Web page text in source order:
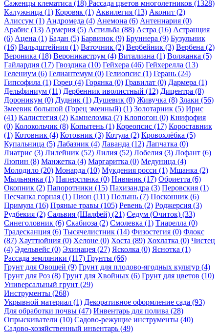
Саженцы клематиса (18) Рассада цветов многолетников (1328)
Калужница (1) Коровяк (1) Аквилегия (13) Аконит (2)
Алиссум (1) Андромеда (4) Анемона (6) Антеннария (0)
Арабис (13) Армерия (5) Астильба (88) Астра (16) Астранция
(6) Ацена (1) Бадан (5) Барвинок (9) Бруннера (9) Бузульник
(16) Вальдштейния (1) Ваточник (2) Вербейник (3) Вербена (2)
Вероника (18) Вероникаструм (4) Виталиана (1) Волжанка (5)
Гайлардия (17) Гвоздика (10) Гейхера (46) Гейхерелла (13)
Гелениум (6) Гелиантемум (0) Гелиопсис (1) Герань (24)
Гипсофила (1) Горец (4) Горянка (0) Гравилат (0) Дармера (1)
Дельфиниум (11) Дербенник иволистный (12) Дицентра (8)
Дороникум (0) Дудник (1) Душевик (0) Живучка (8) Злаки (56)
Змеевик большой (Горец змеиный) (1) Золотарник (5) Ирис
(41) Калистегия (2) Камнеломка (7) Клопогон (0) Книфофия
(0) Колокольчик (8) Копытень (1) Кореопсис (17) Короставник
(1) Котовник (4) Котовник (3) Котула (2) Кровохлёбка (5)
Купальница (5) Лабазник (4) Лаванда (12) Лапчатка (0)
Лиатрис (3) Лилейник (52) Лилия (52) Лобелия (3) Лофант (6)
Люпин (8) Манжетка (4) Маргаритка (0) Медуница (4)
Молодило (20) Монарда (10) Мукдения росси (1) Мшанка (2)
Мыльнянка (1) Наперстянка (0) Нивяник (17) Обриетта (6)
Окопник (2) Папоротники (15) Пахизандра (3) Перовския (1)
Песчанка горная (1) Пион (111) Полынь (7) Посконник (6)
Примула (16) Пряные травы (105) Ревень (2) Роджерсия (3)
Рудбекия (2) Сальвия (Шалфей) (21) Седум (Очиток) (33)
Синеголовник (6) Скабиоза (2) Смолевка (1) Тиарелла (0)
Традесканция (6) Тысячелистник (14) Физостегия (0) Флокс
(87) Хауттюйния (0) Хелоне (0) Хоста (89) Хохлатка (0) Чистец
(4) Эдельвейс (0) Эхинацея (27) Ясколка (0) Яснотка (1)
Рассада земляники (117) Грунты (66)
Грунт для Овощей (9) Грунт для плодово-ягодных культур (4)
Грунт для Роз (8) Грунт для Хвойных (6) Грунт для цветов (10)
Универсальный грунт (29)
Инструменты (268)
Укрывной материал (1) Декоративное оформление сада (93)
Для обработки почвы (47) Инвентарь для полива (28)
Опрыскиватели (10) Садово-режущие инструменты (40)
Садово-хозяйственный инвентарь (49)